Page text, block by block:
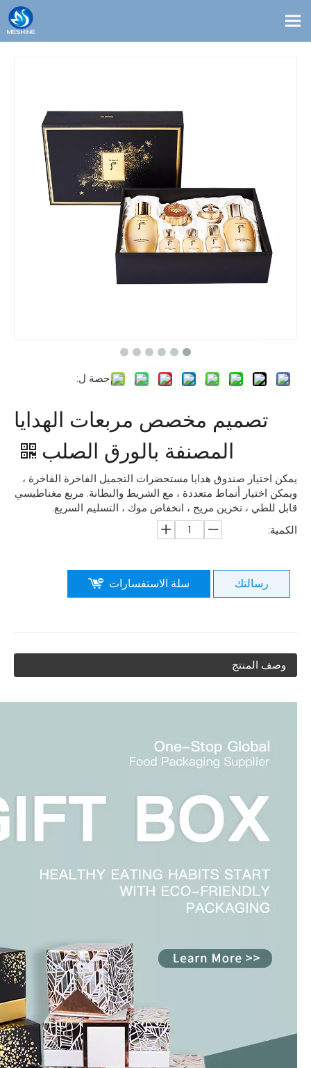
الحلول
مخصص
منتجات
حصة ل:
تصميم مخصص مربعات الهدايا
المصنفة بالورق الصلب
يمكن اختيار صندوق هدايا مستحضرات التجميل الفاخرة الفاخرة ،
ويمكن اختيار أنماط متعددة ، مع الشريط والبطانة. مربع مغناطيسي
قابل للطي ، تخزين مريح ، انخفاض موك ، التسليم السريع.
الكمية:
رسالتك سلة الاستفسارات
وصف المنتج